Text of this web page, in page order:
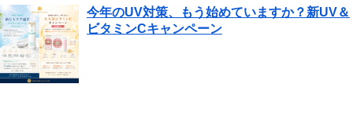
今年のUV対策、もう始めていますか？新UV＆
ビタミンCキャンペーン